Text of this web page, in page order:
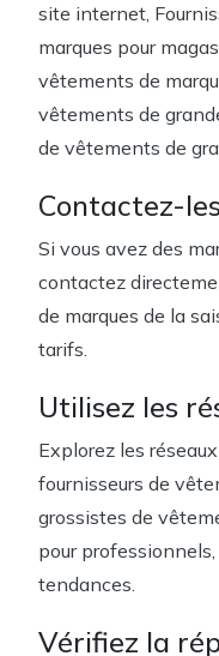
site internet,
marques pour
vêtements de
vêtements de
de vêtements de
Contactez-
Si vous avez des
contactez
de marques de la
tarifs.
Utilisez les
Explorez les
fournisseurs de
grossistes de
pour
tendances.
Vérifiez la